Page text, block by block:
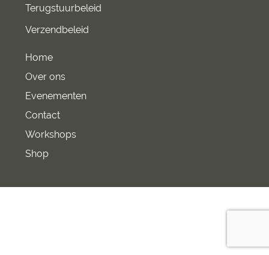
Terugstuurbeleid
Verzendbeleid
Home
Over ons
Evenementen
Contact
Workshops
Shop